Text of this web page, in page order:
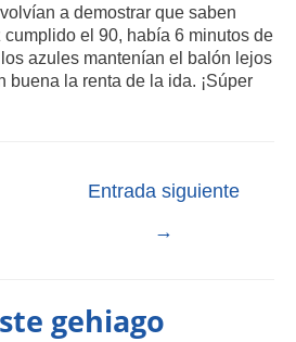
a demostrar que saben
cumplido el 90, había 6 minutos de
azules mantenían el balón lejos
buena la renta de la ida. ¡Súper
Entrada siguiente
→
gehiago